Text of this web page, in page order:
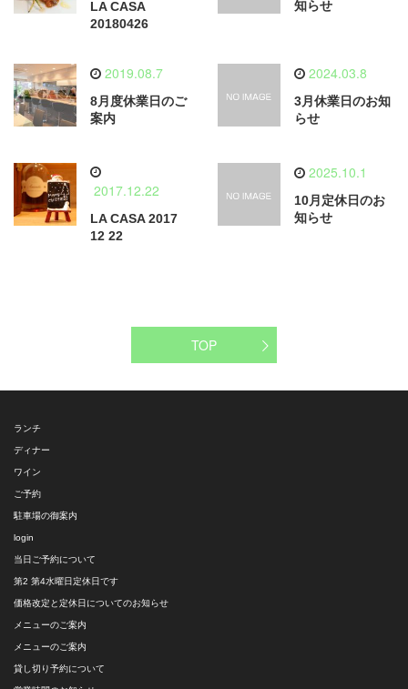
LA CASA
20180426
知らせ
2019.08.7
8月度休業日のご
案内
2024.03.8
3月休業日のお知
らせ
2017.12.22
LA CASA 2017
12 22
2025.10.1
10月定休日のお
知らせ
TOP
ランチ
ディナー
ワイン
ご予約
駐車場の御案内
login
当日ご予約について
第2 第4水曜日定休日です
価格改定と定休日についてのお知らせ
メニューのご案内
メニューのご案内
貸し切り予約について